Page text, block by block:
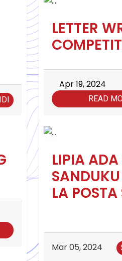
LETTER
Apr 19, 2024
READ
LIPIA
LA
Mar 05, 2024